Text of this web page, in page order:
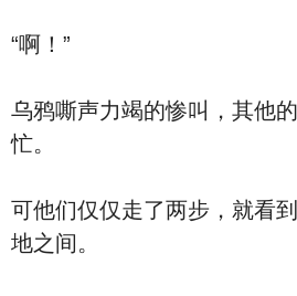
“啊！”
乌鸦嘶声力竭的惨叫，其他
忙。
可他们仅仅走了两步，就看
地之间。